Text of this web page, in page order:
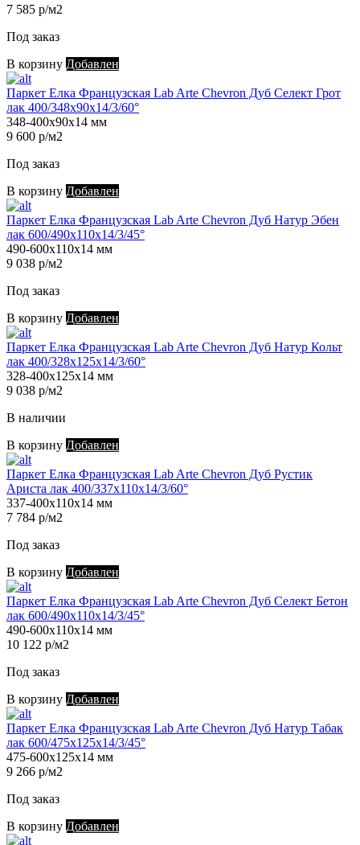
7 585 р/м2
Под заказ
В корзину Добавлен
Паркет Елка Французская Lab Arte Chevron Дуб Селект Грот
лак 400/348х90х14/3/60°
348-400х90х14 мм
9 600 р/м2
Под заказ
В корзину Добавлен
Паркет Елка Французская Lab Arte Chevron Дуб Натур Эбен
лак 600/490х110х14/3/45°
490-600х110х14 мм
9 038 р/м2
Под заказ
В корзину Добавлен
Паркет Елка Французская Lab Arte Chevron Дуб Натур Кольт
лак 400/328х125х14/3/60°
328-400х125х14 мм
9 038 р/м2
В наличии
В корзину Добавлен
Паркет Елка Французская Lab Arte Chevron Дуб Рустик
Ариста лак 400/337х110х14/3/60°
337-400х110х14 мм
7 784 р/м2
Под заказ
В корзину Добавлен
Паркет Елка Французская Lab Arte Chevron Дуб Селект Бетон
лак 600/490х110х14/3/45°
490-600х110х14 мм
10 122 р/м2
Под заказ
В корзину Добавлен
Паркет Елка Французская Lab Arte Chevron Дуб Натур Табак
лак 600/475х125х14/3/45°
475-600х125х14 мм
9 266 р/м2
Под заказ
В корзину Добавлен